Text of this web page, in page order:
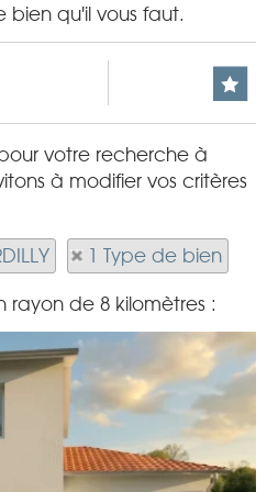
bien qu'il vous faut.
votre recherche à
à modifier vos critères
1 Type de bien
rayon de 8 kilomètres :